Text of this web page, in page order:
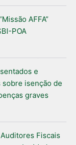
AFFA”
POA
e
sobre isenção de
graves
Fiscais